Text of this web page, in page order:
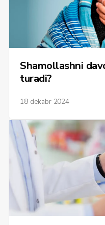
Shamollashni
turadi?
18 dekabr 2024